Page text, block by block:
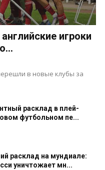
игроки
в новые клубы за
расклад в плей-
футбольном пе...
расклад на мундиале:
уничтожает мн...